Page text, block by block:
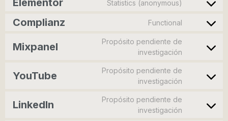
Elementor Statistics (anonymous)
Complianz Functional
Mixpanel
Propósito pendiente de
investigación
YouTube
Propósito pendiente de
investigación
LinkedIn
Propósito pendiente de
investigación